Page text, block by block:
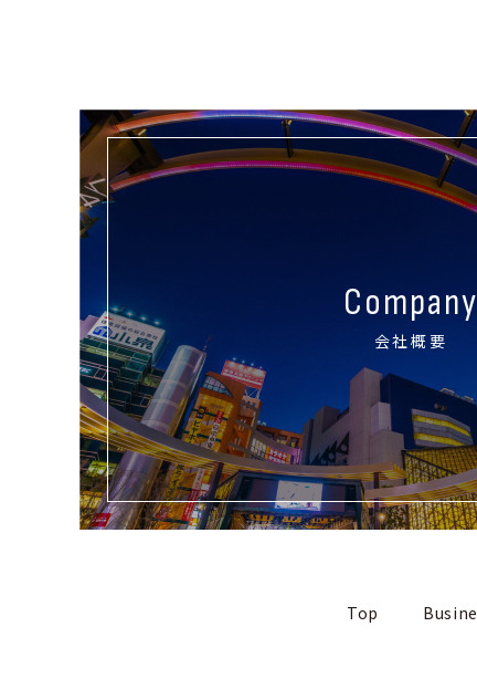
Company
会社概要
Top